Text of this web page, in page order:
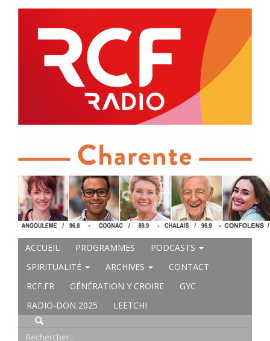
ACCUEIL PROGRAMMES
PODCASTS
SPIRITUALITÉ
ARCHIVES
CONTACT
RCF.FR
GÉNÉRATION Y CROIRE
GYC
RADIO-DON 2025
LEETCHI